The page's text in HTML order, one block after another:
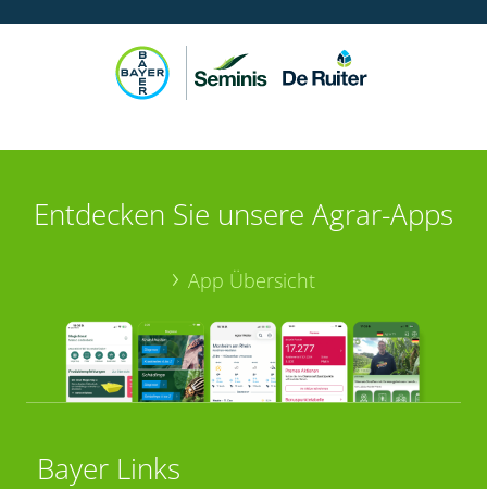
Entdecken Sie unsere Agrar-Apps
App Übersicht
Bayer Links